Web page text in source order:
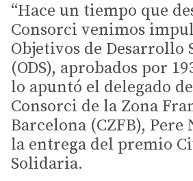
“Hace un tiempo que
Consorci venimos
Objetivos de Desarrollo
(ODS), aprobados por
lo apuntó el delegado
Consorci de la Zona
Barcelona (CZFB), Pere
la entrega del premio
Solidaria.